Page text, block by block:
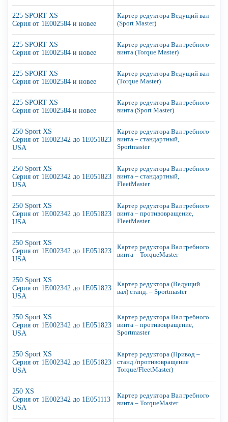
225 SPORT XS
Серия от 1E002584 и новее
Картер редуктора Ведущий вал
(Sport Master)
225 SPORT XS
Серия от 1E002584 и новее
Картер редуктора Вал гребного
винта (Torque Master)
225 SPORT XS
Серия от 1E002584 и новее
Картер редуктора Ведущий вал
(Torque Master)
225 SPORT XS
Серия от 1E002584 и новее
Картер редуктора Вал гребного
винта (Sport Master)
250 Sport XS
Серия от 1E002342 до 1E051823
USA
Картер редуктора Вал гребного
винта – стандартный,
Sportmaster
250 Sport XS
Серия от 1E002342 до 1E051823
USA
Картер редуктора Вал гребного
винта – стандартный,
FleetMaster
250 Sport XS
Серия от 1E002342 до 1E051823
USA
Картер редуктора Вал гребного
винта – противовращение,
FleetMaster
250 Sport XS
Серия от 1E002342 до 1E051823
USA
Картер редуктора Вал гребного
винта – TorqueMaster
250 Sport XS
Серия от 1E002342 до 1E051823
USA
Картер редуктора (Ведущий
вал) станд. – Sportmaster
250 Sport XS
Серия от 1E002342 до 1E051823
USA
Картер редуктора Вал гребного
винта – противовращение,
Sportmaster
250 Sport XS
Серия от 1E002342 до 1E051823
USA
Картер редуктора (Привод –
станд./противовращение
Torque/FleetMaster)
250 XS
Серия от 1E002342 до 1E051113
USA
Картер редуктора Вал гребного
винта – TorqueMaster